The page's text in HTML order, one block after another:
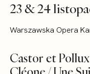
23 & 24
Warszawska Opera
Castor et Pollux